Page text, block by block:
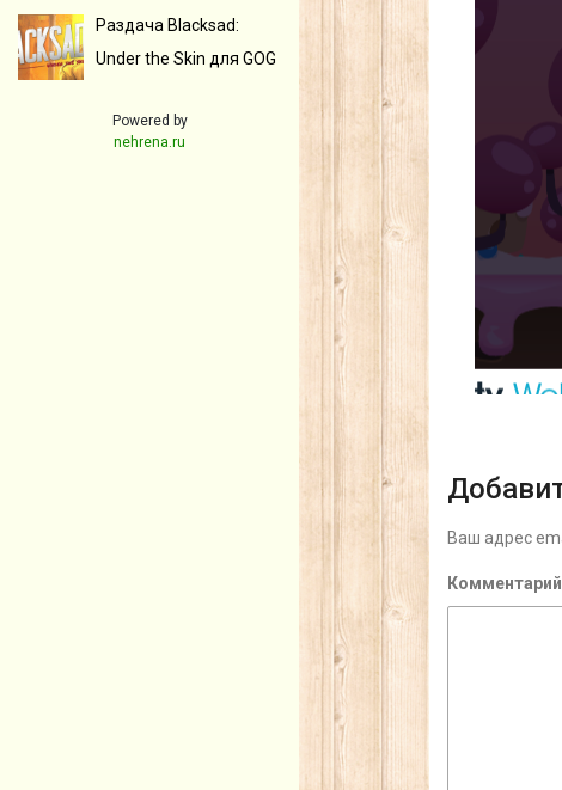
Раздача Blacksad:
Under the Skin для GOG
Powered by
nehrena.ru
Ваш адрес